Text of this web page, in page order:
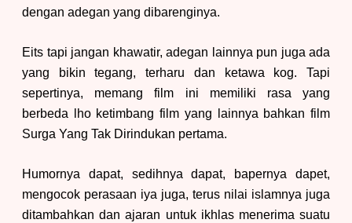
dengan adegan yang dibarenginya.
Eits tapi jangan khawatir, adegan lainnya pun juga ada
yang bikin tegang, terharu dan ketawa kog. Tapi
sepertinya, memang film ini memiliki rasa yang
berbeda lho ketimbang film yang lainnya bahkan film
Surga Yang Tak Dirindukan pertama.
Humornya dapat, sedihnya dapat, bapernya dapet,
mengocok perasaan iya juga, terus nilai islamnya juga
ditambahkan dan ajaran untuk ikhlas menerima suatu